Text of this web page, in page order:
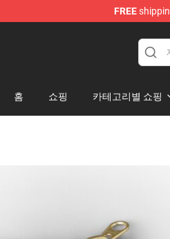
FREE
홈 쇼핑 카테고리별 쇼핑